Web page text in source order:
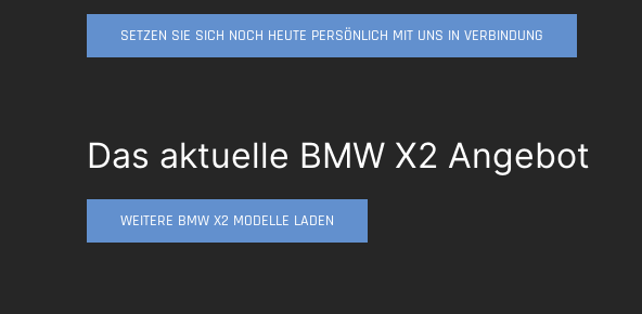
SETZEN SIE SICH NOCH HEUTE PERSÖNLICH MIT UNS IN VERBINDUNG
Das aktuelle BMW X2 Angebot
WEITERE BMW X2 MODELLE LADEN